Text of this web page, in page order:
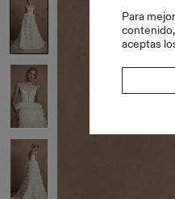
Para
aceptas